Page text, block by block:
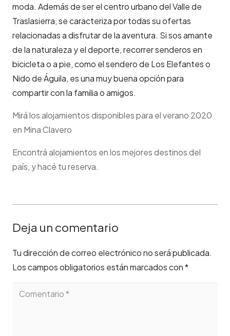
moda. Además de ser el centro urbano del Valle de
Traslasierra, se caracteriza por todas su ofertas
relacionadas a disfrutar de la aventura. Si sos amante
de la naturaleza y el deporte, recorrer senderos en
bicicleta o a pie, como el sendero de Los Elefantes o
Nido de Águila, es una muy buena opción para
compartir con la familia o amigos.
Mirá los alojamientos disponibles para el verano 2020
en Mina Clavero
Encontrá alojamientos en los mejores destinos del
país, y hacé tu reserva.
Deja un comentario
Tu dirección de correo electrónico no será publicada.
Los campos obligatorios están marcados con*